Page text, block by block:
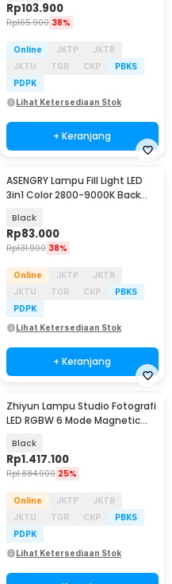
Rp103.900
Rp165.900 38%
Online JKTP
JKTB
JKTU
TGR CKP
PBKS
PDPK
Lihat Ketersediaan Stok
+ Keranjang
ASENGRY Lampu Fill Light LED
3in1 Color 2800-9000K Back
Black
Rp83.000
Rp131.900 38%
Online JKTP
JKTB
JKTU
TGR CKP
PBKS
PDPK
Lihat Ketersediaan Stok
+ Keranjang
Zhiyun Lampu Studio Fotografi
LED RGBW 6 Mode Magnetic
Black
Rp1.417.100
Rp1.884.900 25%
Online JKTP
JKTB
JKTU
TGR CKP
PBKS
PDPK
Lihat Ketersediaan Stok